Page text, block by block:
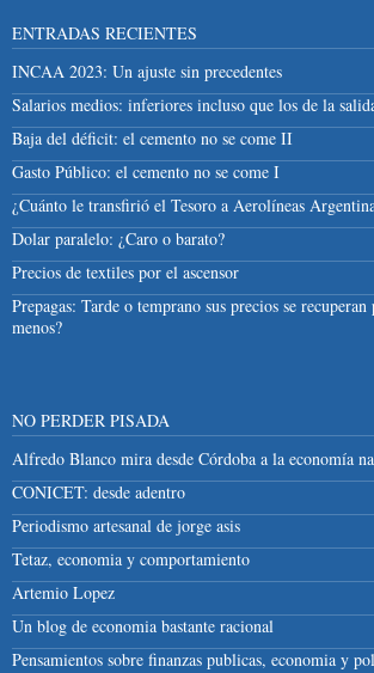
ENTRADAS RECIENTES
INCAA 2023: Un ajuste sin precedentes
Salarios medios: inferiores incluso que los de la
Baja del déficit: el cemento no se come II
Gasto Público: el cemento no se come I
¿Cuánto le transfirió el Tesoro a Aerolíneas
Dolar paralelo: ¿Caro o barato?
Precios de textiles por el ascensor
Prepagas: Tarde o temprano sus precios se recuperan
menos?
NO PERDER PISADA
Alfredo Blanco mira desde Córdoba a la economía
CONICET: desde adentro
Periodismo artesanal de jorge asis
Tetaz, economia y comportamiento
Artemio Lopez
Un blog de economia bastante racional
Pensamientos sobre finanzas publicas, economia y